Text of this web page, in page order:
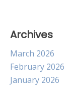
Archives
March 2026
February 2026
January 2026